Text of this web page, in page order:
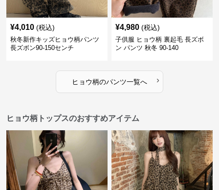
¥4,010 (税込)
秋冬新作キッズヒョウ柄パンツ
長ズボン90-150センチ
¥4,980 (税込)
子供服 ヒョウ柄 裏起毛 長ズボ
ン パンツ 秋冬 90-140
ヒョウ柄のパンツ一覧へ ›
ヒョウ柄トップスのおすすめアイテム